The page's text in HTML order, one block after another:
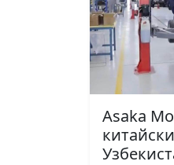
Asaka